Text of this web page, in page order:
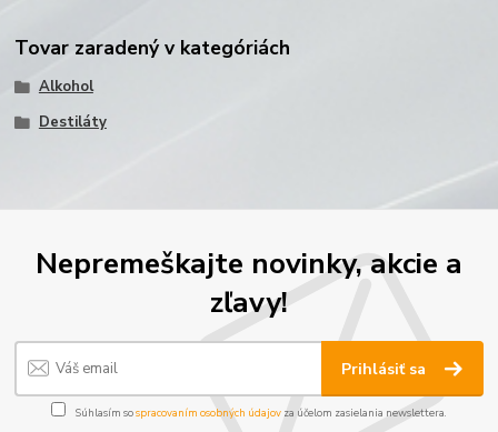
Tovar zaradený v kategóriách
Alkohol
Destiláty
Nepremeškajte novinky, akcie a
zľavy!
Prihlásiť sa
Súhlasím sospracovaním osobných údajov za účelom zasielania newslettera.